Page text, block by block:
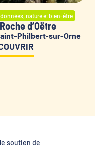
nature et bien-être
d’Oëtre
Philbert-sur-Orne
soutien de